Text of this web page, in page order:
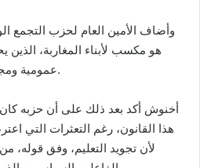
وأضاف الأمين العام لحزب التجمع
هو مكسب لأبناء المغاربة،
عمومية ومجانية وبجودة عالية، وفق قوله.
أخنوش أكد بعد ذلك على أن حزبه كان
هذا القانون، رغم التعثرات التي
لأن تجويد التعليم، وفق قوله،